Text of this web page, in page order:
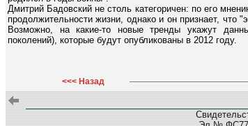
Дмитрий Бадовский не столь категоричен: по его
продолжительности жизни, однако и он признает, что
Возможно, на какие-то новые тренды укажут
поколений), которые будут опубликованы в 2012 году.
<<< Назад